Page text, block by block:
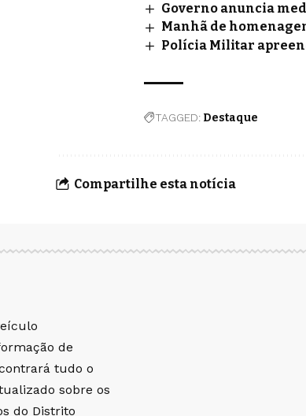
Governo anuncia
Manhã de
Polícia Militar
TAGGED: Destaque
Compartilhe esta notícia
de
tudo o
sobre os
do Distrito